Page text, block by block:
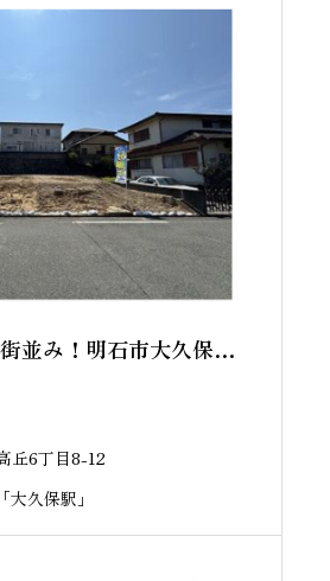
並み！明石市大久保町
丘6丁目8-12
久保駅」